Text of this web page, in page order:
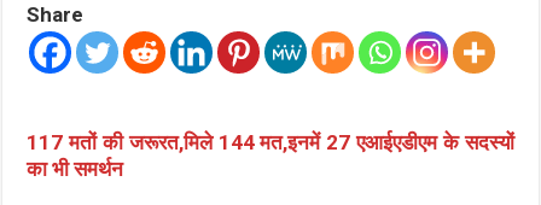
Share
117 मतों की जरूरत,मिले 144 मत,इनमें 27 एआईएडीएम के सदस्यों
का भी समर्थन